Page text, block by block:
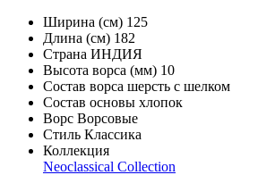
Ширина (см) 125
Длина (см) 182
Страна ИНДИЯ
Высота ворса (мм) 10
Состав ворса шерсть с шелком
Состав основы хлопок
Ворс Ворсовые
Стиль Классика
Коллекция
Neoclassical Collection